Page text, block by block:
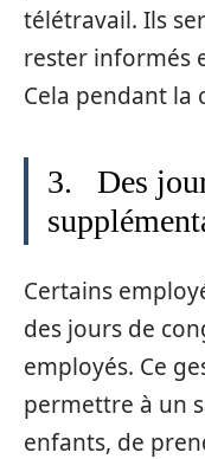
télétravail. Ils
rester informés
Cela pendant la
3. Des
Certains
des jours de
employés. Ce
permettre à un
enfants, de